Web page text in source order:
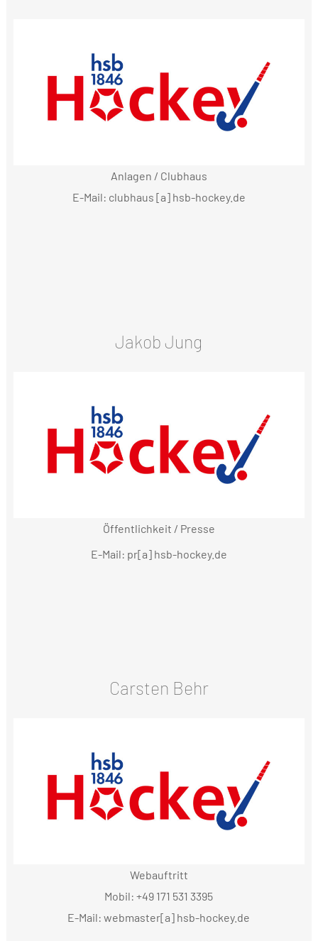
Anlagen / Clubhaus
E-Mail: clubhaus [a] hsb-hockey.de
Jakob Jung
Öffentlichkeit / Presse
E-Mail: pr[a] hsb-hockey.de
Carsten Behr
Webauftritt
Mobil: +49 171 531 3395
E-Mail: webmaster[a] hsb-hockey.de